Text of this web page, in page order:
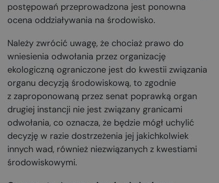
postępowań przeprowadzona jest ponowna
ocena oddziaływania na środowisko.
Należy zwrócić uwagę, że chociaż prawo do
wniesienia odwołania przez organizację
ekologiczną ograniczone jest do kwestii związania
organu decyzją środowiskową, to zgodnie
z zaproponowaną przez senat poprawką organ
drugiej instancji nie jest związany granicami
odwołania, co oznacza, że będzie mógł uchylić
decyzję w razie dostrzeżenia jej jakichkolwiek
innych wad, również niezwiązanych z kwestiami
środowiskowymi.